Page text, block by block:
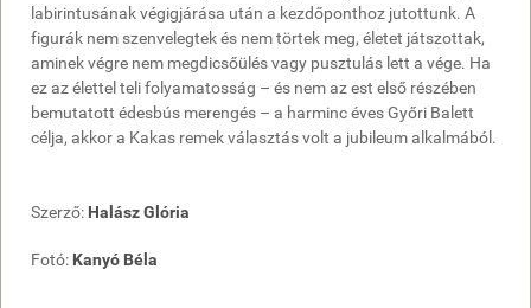
labirintusának végigjárása után a kezdőponthoz jutottunk. A
figurák nem szenvelegtek és nem törtek meg, életet játszottak,
aminek végre nem megdicsőülés vagy pusztulás lett a vége. Ha
ez az élettel teli folyamatosság – és nem az est első részében
bemutatott édesbús merengés – a harminc éves Győri Balett
célja, akkor a Kakas remek választás volt a jubileum alkalmából.
Szerző: Halász Glória
Fotó: Kanyó Béla